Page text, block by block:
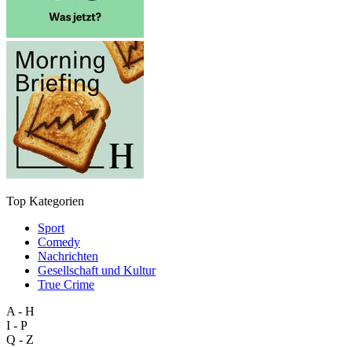
Top Kategorien
Sport
Comedy
Nachrichten
Gesellschaft und Kultur
True Crime
A - H
I - P
Q - Z